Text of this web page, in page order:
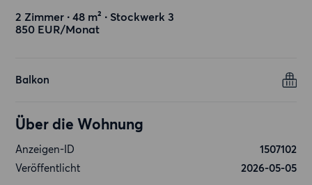
2 Zimmer ∙ 48 m² ∙ Stockwerk 3
850 EUR/Monat
Balkon
Über die Wohnung
Anzeigen-ID
1507102
Veröffentlicht
2026-05-05